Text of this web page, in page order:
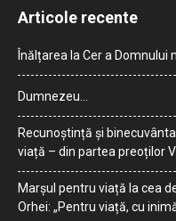
Articole recente
Înălțarea la Cer a Domnului
Dumnezeu…
Recunoștință și
viață – din partea preoților
Marșul pentru viață la cea
Orhei: „Pentru viață, cu